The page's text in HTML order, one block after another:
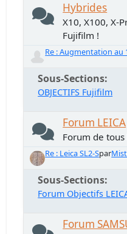
Hybrides
X10, X100, X-
Fujifilm !
Re : Augmentation au
Sous-Sections
OBJECTIFS Fujifilm
Forum LEICA
Forum de
Re : Leica SL2-Spar
Sous-Sections
Forum Objectifs
Forum